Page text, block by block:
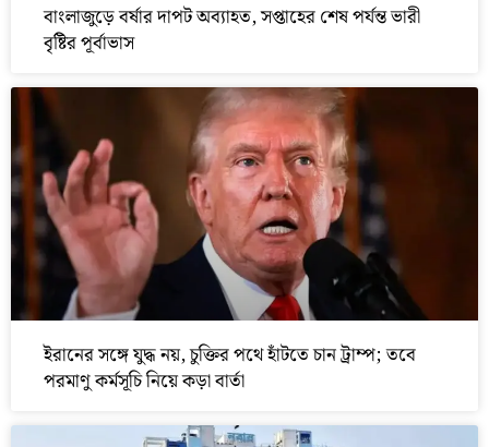
বাংলাজুড়ে বর্ষার দাপট অব্যাহত, সপ্তাহের শেষ পর্যন্ত ভারী
বৃষ্টির পূর্বাভাস
ইরানের সঙ্গে যুদ্ধ নয়, চুক্তির পথে হাঁটতে চান ট্রাম্প; তবে
পরমাণু কর্মসূচি নিয়ে কড়া বার্তা